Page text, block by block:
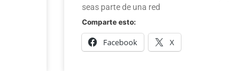
seas parte de una red
Comparte esto:
Facebook X